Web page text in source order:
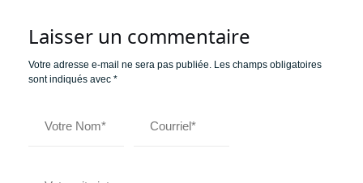
Laisser un commentaire
Votre adresse e-mail ne sera pas publiée. Les champs obligatoires
sont indiqués avec *